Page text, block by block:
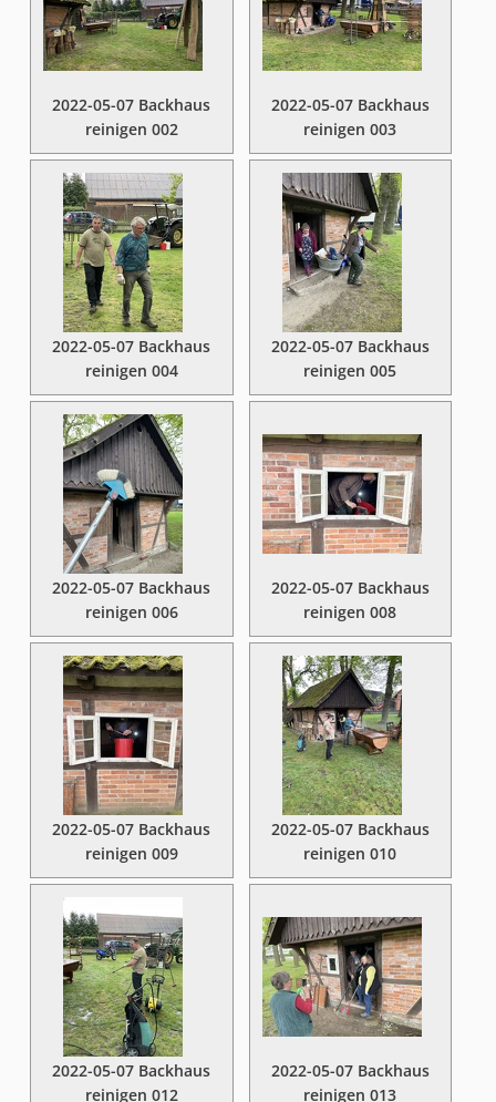
2022-05-07 Backhaus
reinigen 002
2022-05-07 Backhaus
reinigen 003
2022-05-07 Backhaus
reinigen 004
2022-05-07 Backhaus
reinigen 005
2022-05-07 Backhaus
reinigen 006
2022-05-07 Backhaus
reinigen 008
2022-05-07 Backhaus
reinigen 009
2022-05-07 Backhaus
reinigen 010
2022-05-07 Backhaus
reinigen 012
2022-05-07 Backhaus
reinigen 013